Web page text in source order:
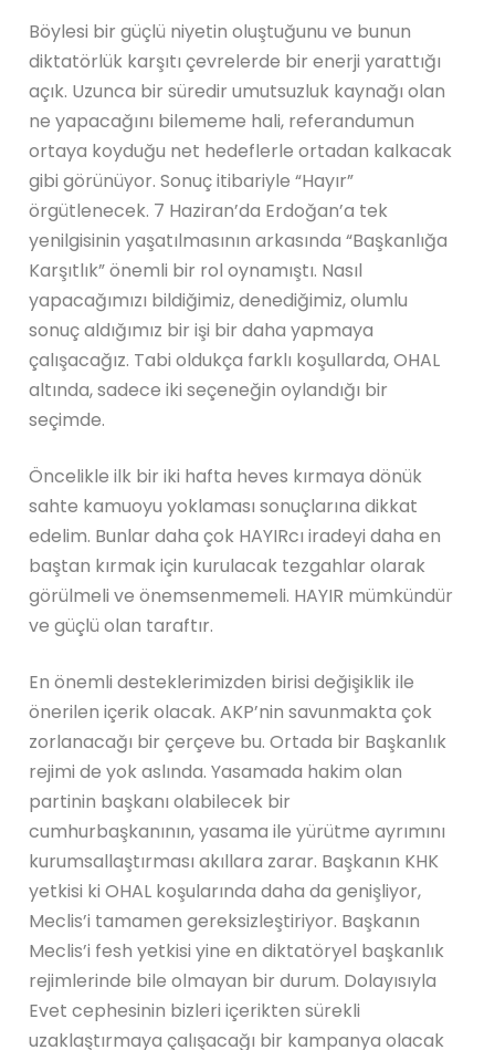
Böylesi bir güçlü niyetin oluştuğunu ve bunun
diktatörlük karşıtı çevrelerde bir enerji yarattığı
açık. Uzunca bir süredir umutsuzluk kaynağı olan
ne yapacağını bilememe hali, referandumun
ortaya koyduğu net hedeflerle ortadan kalkacak
gibi görünüyor. Sonuç itibariyle “Hayır”
örgütlenecek. 7 Haziran’da Erdoğan’a tek
yenilgisinin yaşatılmasının arkasında “Başkanlığa
Karşıtlık” önemli bir rol oynamıştı. Nasıl
yapacağımızı bildiğimiz, denediğimiz, olumlu
sonuç aldığımız bir işi bir daha yapmaya
çalışacağız. Tabi oldukça farklı koşullarda, OHAL
altında, sadece iki seçeneğin oylandığı bir
seçimde.
Öncelikle ilk bir iki hafta heves kırmaya dönük
sahte kamuoyu yoklaması sonuçlarına dikkat
edelim. Bunlar daha çok HAYIRcı iradeyi daha en
baştan kırmak için kurulacak tezgahlar olarak
görülmeli ve önemsenmemeli. HAYIR mümkündür
ve güçlü olan taraftır.
En önemli desteklerimizden birisi değişiklik ile
önerilen içerik olacak. AKP’nin savunmakta çok
zorlanacağı bir çerçeve bu. Ortada bir Başkanlık
rejimi de yok aslında. Yasamada hakim olan
partinin başkanı olabilecek bir
cumhurbaşkanının, yasama ile yürütme ayrımını
kurumsallaştırması akıllara zarar. Başkanın KHK
yetkisi ki OHAL koşularında daha da genişliyor,
Meclis’i tamamen gereksizleştiriyor. Başkanın
Meclis’i fesh yetkisi yine en diktatöryel başkanlık
rejimlerinde bile olmayan bir durum. Dolayısıyla
Evet cephesinin bizleri içerikten sürekli
uzaklaştırmaya çalışacağı bir kampanya olacak